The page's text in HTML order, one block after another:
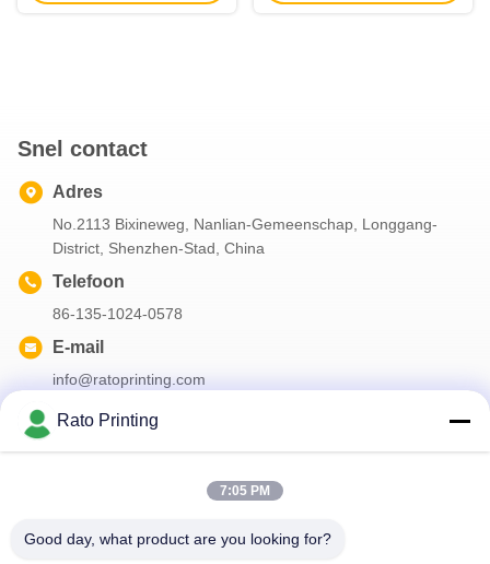
Snel contact
Adres
No.2113 Bixineweg, Nanlian-Gemeenschap, Longgang-
District, Shenzhen-Stad, China
Telefoon
86-135-1024-0578
E-mail
info@ratoprinting.com
Abonneer u op onze nieuwsbrief voor kortingen en meer.
Rato Printing
7:05 PM
Good day, what product are you looking for?